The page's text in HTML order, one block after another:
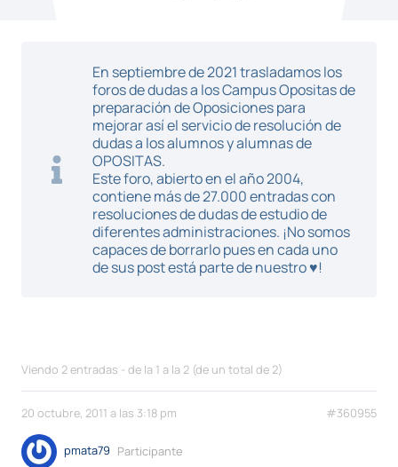
En septiembre de 2021 trasladamos los
foros de dudas a los Campus Opositas de
preparación de Oposiciones para
mejorar así el servicio de resolución de
dudas a los alumnos y alumnas de
OPOSITAS.
Este foro, abierto en el año 2004,
contiene más de 27.000 entradas con
resoluciones de dudas de estudio de
diferentes administraciones. ¡No somos
capaces de borrarlo pues en cada uno
de sus post está parte de nuestro ♥!
Viendo 2 entradas - de la 1 a la 2 (de un total de 2)
20 octubre, 2011 a las 3:18 pm #360955
pmata79 Participante